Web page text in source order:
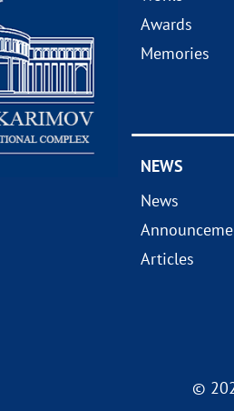
Awards
Memories
NEWS
News
Articles
©